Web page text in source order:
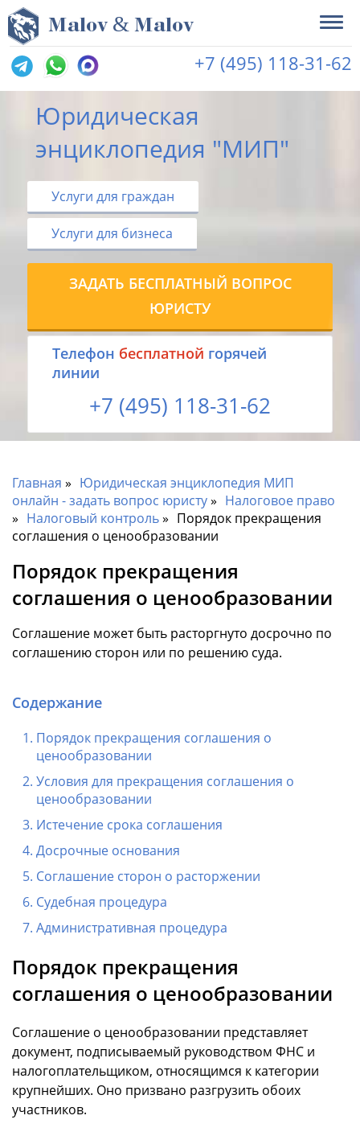
Malov & Malov
+7 (495) 118-31-62
Юридическая
энциклопедия "МИП"
Услуги для граждан
Услуги для бизнеса
ЗАДАТЬ БЕСПЛАТНЫЙ ВОПРОС
ЮРИСТУ
Tелефон бесплатной горячей
линии
+7 (495) 118-31-62
Главная
Юридическая энциклопедия МИП
онлайн - задать вопрос юристу
Налоговое право
Налоговый контроль
Порядок прекращения
соглашения о ценообразовании
Порядок прекращения
соглашения о ценообразовании
Соглашение может быть расторгнуто досрочно по
соглашению сторон или по решению суда.
Содержание
Порядок прекращения соглашения о
ценообразовании
Условия для прекращения соглашения о
ценообразовании
Истечение срока соглашения
Досрочные основания
Соглашение сторон о расторжении
Судебная процедура
Административная процедура
Порядок прекращения
соглашения о ценообразовании
Соглашение о ценообразовании представляет
документ, подписываемый руководством ФНС и
налогоплательщиком, относящимся к категории
крупнейших. Оно призвано разгрузить обоих
участников.